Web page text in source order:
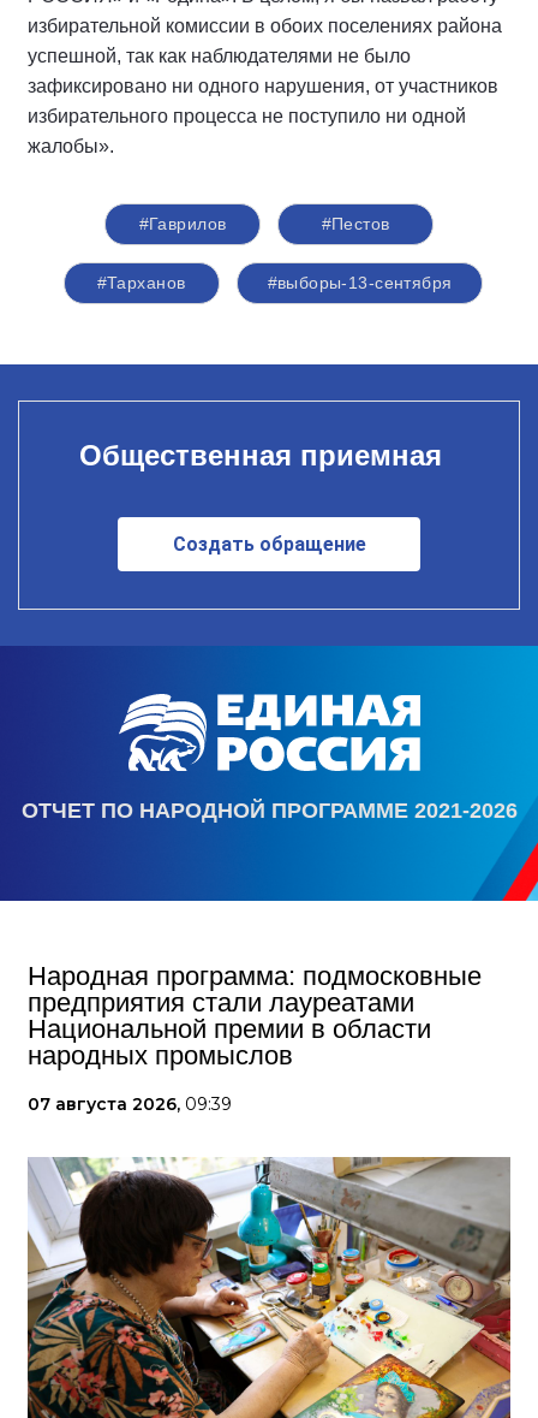
избирательной комиссии в обоих поселениях района
успешной, так как наблюдателями не было
зафиксировано ни одного нарушения, от участников
избирательного процесса не поступило ни одной
жалобы».
#Гаврилов #Пестов
#Тарханов #выборы-13-сентября
Общественная приемная
Создать обращение
ОТЧЕТ ПО НАРОДНОЙ ПРОГРАММЕ 2021-2026
Народная программа: подмосковные
предприятия стали лауреатами
Национальной премии в области
народных промыслов
07 августа 2026, 09:39